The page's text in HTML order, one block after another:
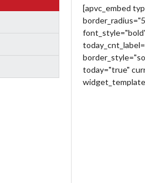
[apvc_embed
today="true"